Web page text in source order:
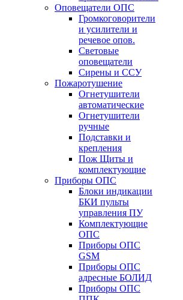
Оповещатели ОПС
Громкоговорители
и усилители и
речевое опов.
Световые
оповещатели
Сирены и ССУ
Пожаротушение
Огнетушители
автоматические
Огнетушители
ручные
Подставки и
крепления
Пож Щиты и
комплектующие
Приборы ОПС
Блоки индикации
БКИ пульты
управления ПУ
Комплектующие
ОПС
Приборы ОПС
GSM
Приборы ОПС
адресные БОЛИД
Приборы ОПС